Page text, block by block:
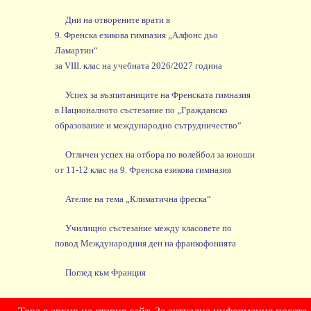
Дни на отворените врати в
9. Френска езикова гимназия „Алфонс дьо
Ламартин“
за VIII. клас на учебната 2026/2027 година
Успех за възпитаниците на Френската гимназия
в Националното състезание по „Гражданско
образование и международно сътрудничество“
Отличен успех на отбора по волейбол за юноши
от 11-12 клас на 9. Френска езикова гимназия
Ателие на тема „Климатична фреска“
Училищно състезание между класовете по
повод Международния ден на франкофонията
Поглед към Франция